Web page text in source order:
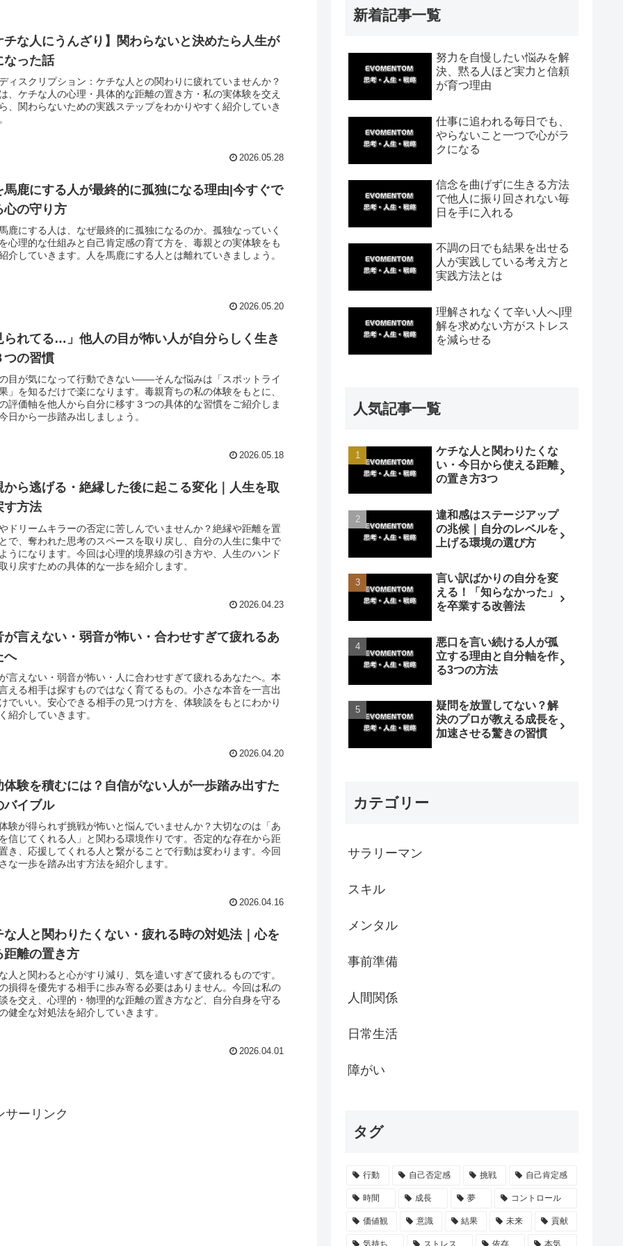
チな人にうんざり】関わらないと決めたら人生が
なった話
ィスクリプション：ケチな人との関わりに疲れていませんか？
、ケチな人の心理・具体的な距離の置き方・私の実体験を交え
、関わらないための実践ステップをわかりやすく紹介していき
2026.05.28
馬鹿にする人が最終的に孤独になる理由|今すぐで
心の守り方
鹿にする人は、なぜ最終的に孤独になるのか。孤独なっていく
心理的な仕組みと自己肯定感の育て方を、毒親との実体験をも
介していきます。人を馬鹿にする人とは離れていきましょう。
2026.05.20
られてる…」他人の目が怖い人が自分らしく生き
つの習慣
目が気になって行動できない——そんな悩みは「スポットライ
」を知るだけで楽になります。毒親育ちの私の体験をもとに、
評価軸を他人から自分に移す３つの具体的な習慣をご紹介しま
日から一歩踏み出しましょう。
2026.05.18
から逃げる・絶縁した後に起こる変化｜人生を取
す方法
ドリームキラーの否定に苦しんでいませんか？絶縁や距離を置
で、奪われた思考のスペースを取り戻し、自分の人生に集中で
うになります。今回は心理的境界線の引き方や、人生のハンド
り戻すための具体的な一歩を紹介します。
2026.04.23
が言えない・弱音が怖い・合わせすぎて疲れるあ
へ
言えない・弱音が怖い・人に合わせすぎて疲れるあなたへ。本
える相手は探すものではなく育てるもの。小さな本音を一言出
でいい。安心できる相手の見つけ方を、体験談をもとにわかり
紹介していきます。
2026.04.20
体験を積むには？自信がない人が一歩踏み出すた
バイブル
験が得られず挑戦が怖いと悩んでいませんか？大切なのは「あ
信じてくれる人」と関わる環境作りです。否定的な存在から距
き、応援してくれる人と繋がることで行動は変わります。今回
な一歩を踏み出す方法を紹介します。
2026.04.16
な人と関わりたくない・疲れる時の対処法｜心を
距離の置き方
人と関わると心がすり減り、気を遣いすぎて疲れるものです。
損得を優先する相手に歩み寄る必要はありません。今回は私の
を交え、心理的・物理的な距離の置き方など、自分自身を守る
健全な対処法を紹介していきます。
2026.04.01
サーリンク
新着記事一覧
努力を自慢したい悩みを解
決、黙る人ほど実力と信頼
が育つ理由
仕事に追われる毎日でも、
やらないこと一つで心がラ
クになる
信念を曲げずに生きる方法
で他人に振り回されない毎
日を手に入れる
不調の日でも結果を出せる
人が実践している考え方と
実践方法とは
理解されなくて辛い人へ|理
解を求めない方がストレス
を減らせる
人気記事一覧
ケチな人と関わりたくな
い・今日から使える距離
の置き方3つ
違和感はステージアップ
の兆候｜自分のレベルを
上げる環境の選び方
言い訳ばかりの自分を変
える！「知らなかった」
を卒業する改善法
悪口を言い続ける人が孤
立する理由と自分軸を作
る3つの方法
疑問を放置してない？解
決のプロが教える成長を
加速させる驚きの習慣
カテゴリー
サラリーマン
スキル
メンタル
事前準備
人間関係
日常生活
障がい
タグ
行動 自己否定感 挑戦 自己肯定感
時間 成長 夢 コントロール
価値観 意識 結果 未来 貢献